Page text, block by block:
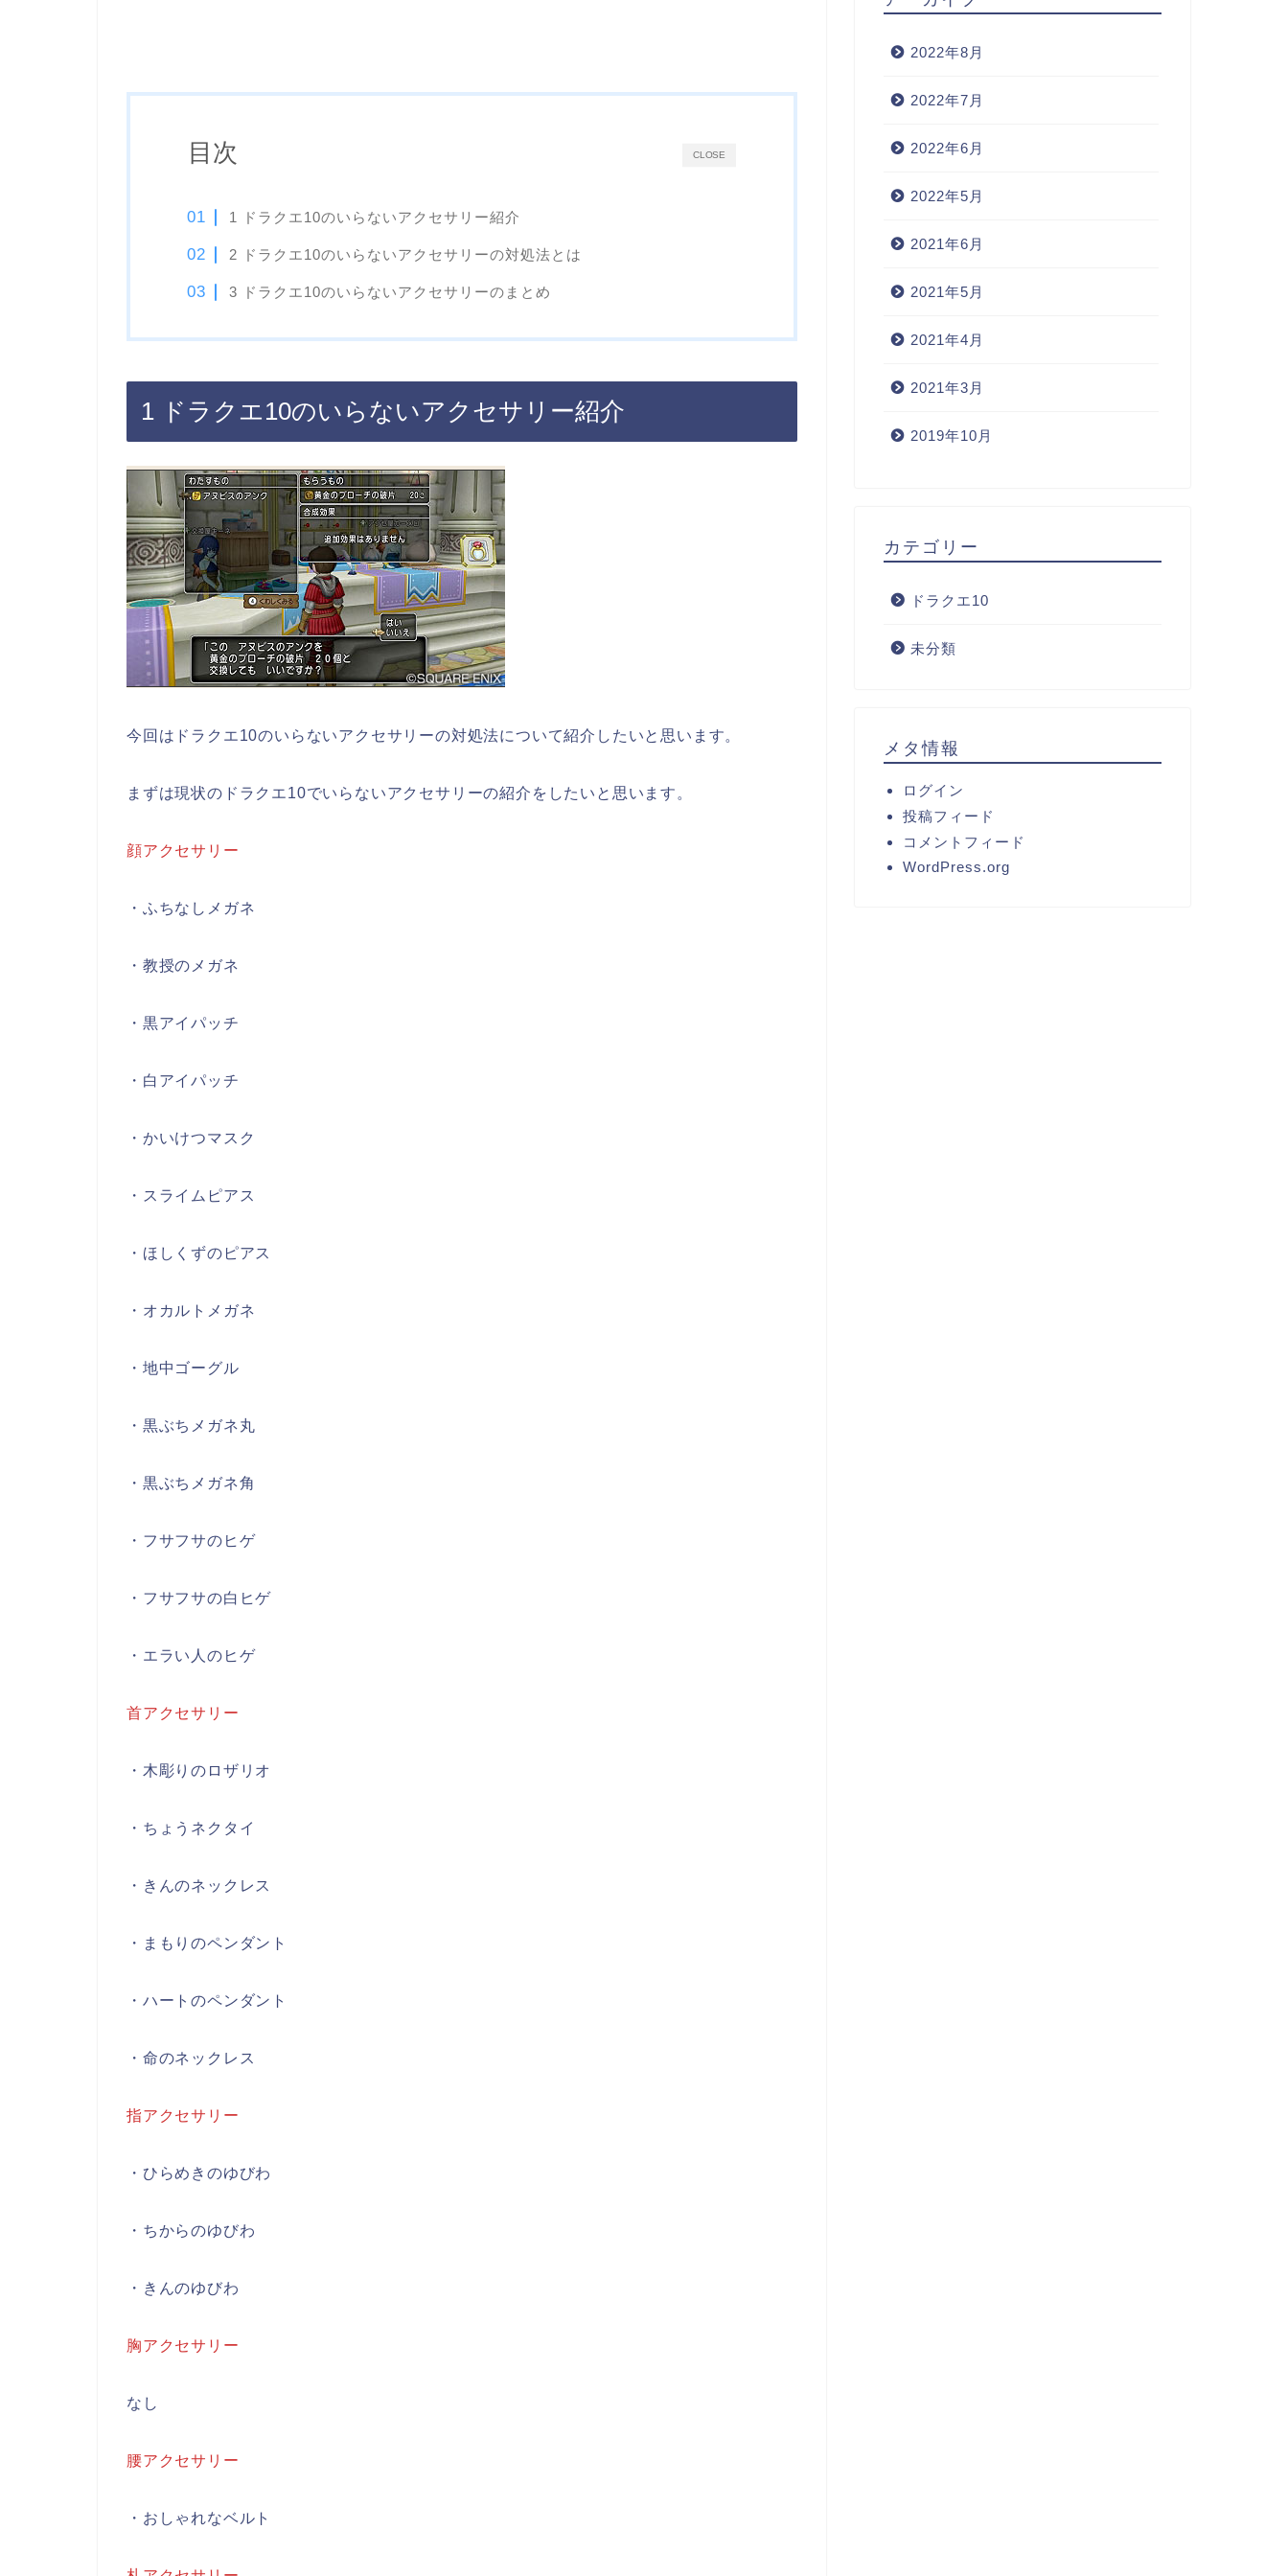
CLOSE
目次
1 ドラクエ10のいらないアクセサリー紹介
2 ドラクエ10のいらないアクセサリーの対処法とは
3 ドラクエ10のいらないアクセサリーのまとめ
1 ドラクエ10のいらないアクセサリー紹介
今回はドラクエ10のいらないアクセサリーの対処法について紹介したいと思います。
まずは現状のドラクエ10でいらないアクセサリーの紹介をしたいと思います。
顔アクセサリー
・ふちなしメガネ
・教授のメガネ
・黒アイパッチ
・白アイパッチ
・かいけつマスク
・スライムピアス
・ほしくずのピアス
・オカルトメガネ
・地中ゴーグル
・黒ぶちメガネ丸
・黒ぶちメガネ角
・フサフサのヒゲ
・フサフサの白ヒゲ
・エラい人のヒゲ
首アクセサリー
・木彫りのロザリオ
・ちょうネクタイ
・きんのネックレス
・まもりのペンダント
・ハートのペンダント
・命のネックレス
指アクセサリー
・ひらめきのゆびわ
・ちからのゆびわ
・きんのゆびわ
胸アクセサリー
なし
腰アクセサリー
・おしゃれなベルト
2022年8月
2022年7月
2022年6月
2022年5月
2021年6月
2021年5月
2021年4月
2021年3月
2019年10月
カテゴリー
ドラクエ10
未分類
メタ情報
ログイン
投稿フィード
コメントフィード
WordPress.org